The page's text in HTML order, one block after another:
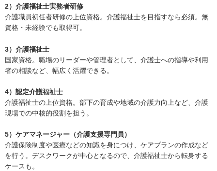
2）介護福祉士実務者研修
介護職員初任者研修の上位資格。介護福祉士を目指すなら必須。無
資格・未経験でも取得可。
3）介護福祉士
国家資格。職場のリーダーや管理者として、介護士への指導や利用
者の相談など、幅広く活躍できる。
4）認定介護福祉士
介護福祉士の上位資格。部下の育成や地域の介護力向上など、介護
現場での中核的役割を担う。
5）ケアマネージャー（介護支援専門員）
介護保険制度や医療などの知識を身につけ、ケアプランの作成など
を行う。デスクワークが中心となるので、介護福祉士から転身する
ケースも。